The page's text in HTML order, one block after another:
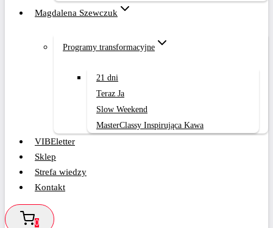
Magdalena Szewczuk
Programy transformacyjne
21 dni
Teraz Ja
Slow Weekend
MasterClassy Inspirująca Kawa
VIBEletter
Sklep
Strefa wiedzy
Kontakt
0